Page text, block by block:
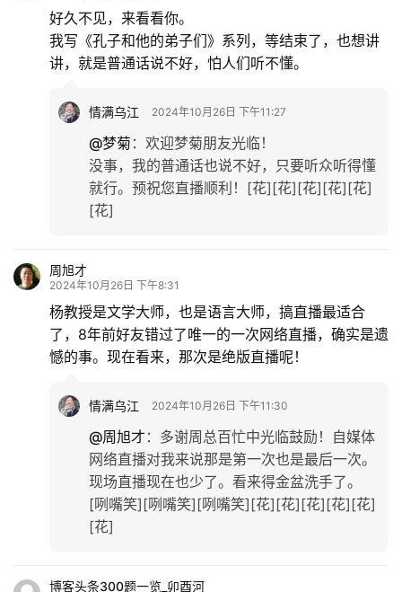
好久不见，来看看你。
我写《孔子和他的弟子们》系列，等结束了，也想讲
讲，就是普通话说不好，怕人们听不懂。
情满乌江 2024年10月26日 下午11:27
@梦菊 ： 欢迎梦菊朋友光临！
没事，我的普通话也说不好，只要听众听得懂
就行。预祝您直播顺利！[花][花][花][花][花]
[花]
周旭才
2024年10月26日 下午8:31
杨教授是文学大师，也是语言大师，搞直播最适合
了，8年前好友错过了唯一的一次网络直播，确实是遗
憾的事。现在看来，那次是绝版直播呢！
情满乌江 2024年10月26日 下午11:30
@周旭才 ： 多谢周总百忙中光临鼓励！自媒体
网络直播对我来说那是第一次也是最后一次。
现场直播现在也少了。看来得金盆洗手了。
[咧嘴笑][咧嘴笑][咧嘴笑][花][花][花][花][花]
[花]
博客头条300题一览_卯酉河